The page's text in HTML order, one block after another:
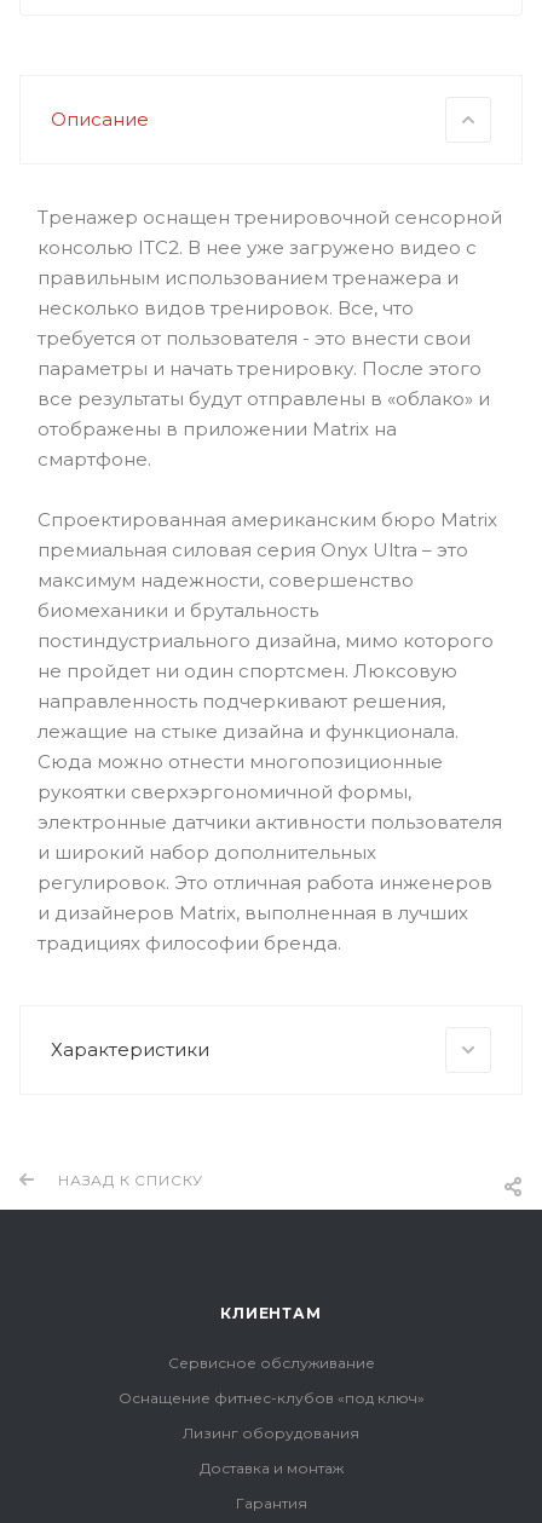
Описание
Тренажер оснащен тренировочной сенсорной
консолью ITC2. В нее уже загружено видео с
правильным использованием тренажера и
несколько видов тренировок. Все, что
требуется от пользователя - это внести свои
параметры и начать тренировку. После этого
все результаты будут отправлены в «облако» и
отображены в приложении Matrix на
смартфоне.
Спроектированная американским бюро Matrix
премиальная силовая серия Onyx Ultra – это
максимум надежности, совершенство
биомеханики и брутальность
постиндустриального дизайна, мимо которого
не пройдет ни один спортсмен. Люксовую
направленность подчеркивают решения,
лежащие на стыке дизайна и функционала.
Сюда можно отнести многопозиционные
рукоятки сверхэргономичной формы,
электронные датчики активности пользователя
и широкий набор дополнительных
регулировок. Это отличная работа инженеров
и дизайнеров Matrix, выполненная в лучших
традициях философии бренда.
Характеристики
НАЗАД К СПИСКУ
КЛИЕНТАМ
Сервисное обслуживание
Оснащение фитнес-клубов «под ключ»
Лизинг оборудования
Доставка и монтаж
Гарантия